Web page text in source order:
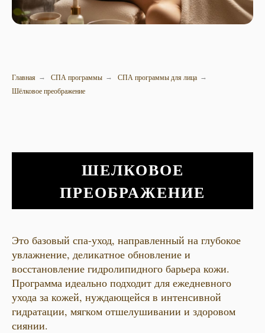
Главная → СПА программы → СПА программы для лица →
Шёлковое преображение
ШЕЛКОВОЕ
ПРЕОБРАЖЕНИЕ
Это базовый спа-уход, направленный на глубокое
увлажнение, деликатное обновление и
восстановление гидролипидного барьера кожи.
Программа идеально подходит для ежедневного
ухода за кожей, нуждающейся в интенсивной
гидратации, мягком отшелушивании и здоровом
сиянии.